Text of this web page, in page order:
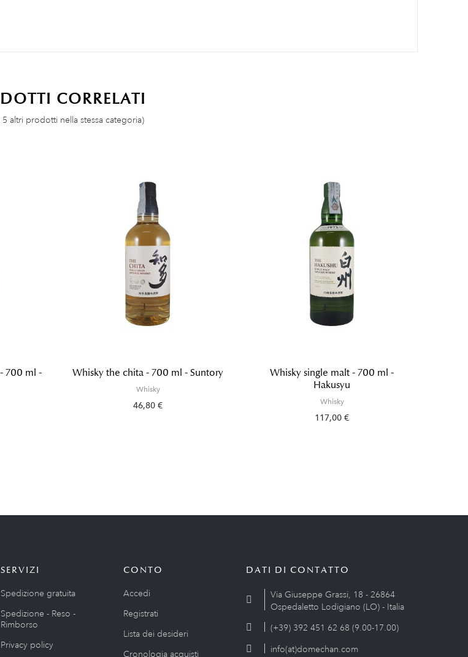
CORRELATI
altri prodotti nella stessa categoria)
700 ml -
Whisky the chita - 700 ml - Suntory
Whisky
46,80 €
Whisky single malt - 700 ml -
Hakusyu
Whisky
117,00 €
SERVIZI
Spedizione gratuita
Spedizione - Reso -
Rimborso
Privacy policy
CONTO
Accedi
Registrati
Lista dei desideri
Cronologia acquisti
DATI DI CONTATTO
Via Giuseppe Grassi, 18 - 26864
Ospedaletto Lodigiano (LO) - Italia
(+39) 392 451 62 68 (9.00-17.00)
info(at)domechan.com